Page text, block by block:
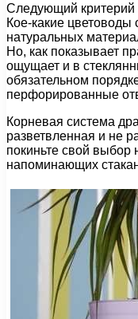
Следующий
Кое-какие цветоводы
натуральных
Но, как показывает
ощущает и в
обязательном
перфорированные
Корневая система
разветвленная и не
покиньте свой
напоминающих